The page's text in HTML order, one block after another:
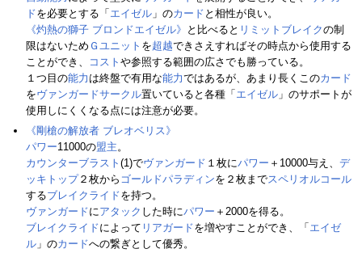
ドを必要とする「 エイゼル 」のカード と相性が良い。
《灼熱の獅子 ブロンドエイゼル》 と比べると リミットブレイクの制
限はないため Ｇユニット を超越できさえすればその時点から使用する
ことができ、
コスト や参照する範囲の広さでも勝っている。
１つ目の能力 は終盤で有用な能力ではあるが、あまり長くこのカード
をヴァンガードサークル置いていると各種「 エイゼル 」のサポートが
使用しにくくなる点には注意が必要。
《剛槍の解放者 ブレオベリス》
パワー11000の盟主。
カウンターブラスト (1)でヴァンガード １枚にパワー ＋10000与え、 デ
ッキトップ２枚から ゴールドパラディンを２枚までスペリオルコール
するブレイクライドを持つ。
ヴァンガードにアタック した時にパワー ＋2000を得る。
ブレイクライドによって リアガードを増やすことができ、「 エイゼ
ル 」のカードへの繋ぎとして優秀。